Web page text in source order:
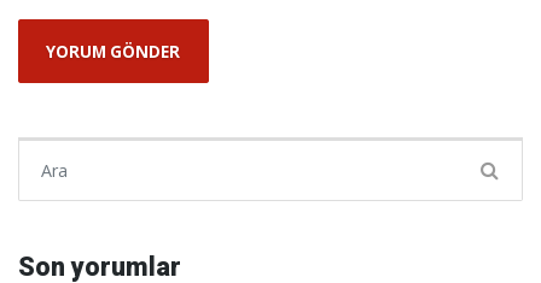
Son yorumlar